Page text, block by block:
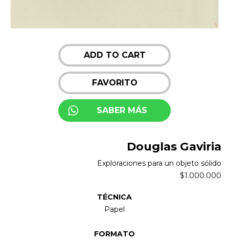
ADD TO CART
FAVORITO
SABER MÁS
Douglas Gaviria
Exploraciones para un objeto sólido
$1.000.000
TÉCNICA
Papel
FORMATO